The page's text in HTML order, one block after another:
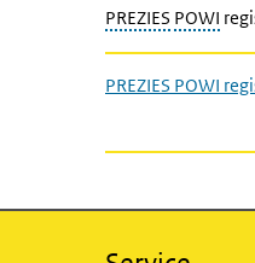
PREZIES POWI
PREZIES POWI